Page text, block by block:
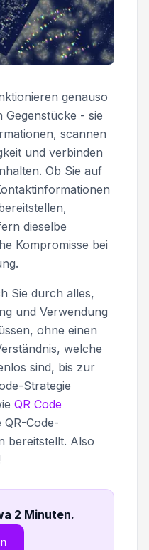
genauso
- sie
scannen
und verbinden
Ob Sie auf
dieselbe
Kompromisse bei
Sie durch alles,
und Verwendung
ohne einen
welche
sind, bis zur
Strategie
QR Code
QR-Code-
bereitstellt. Also
2 Minuten.